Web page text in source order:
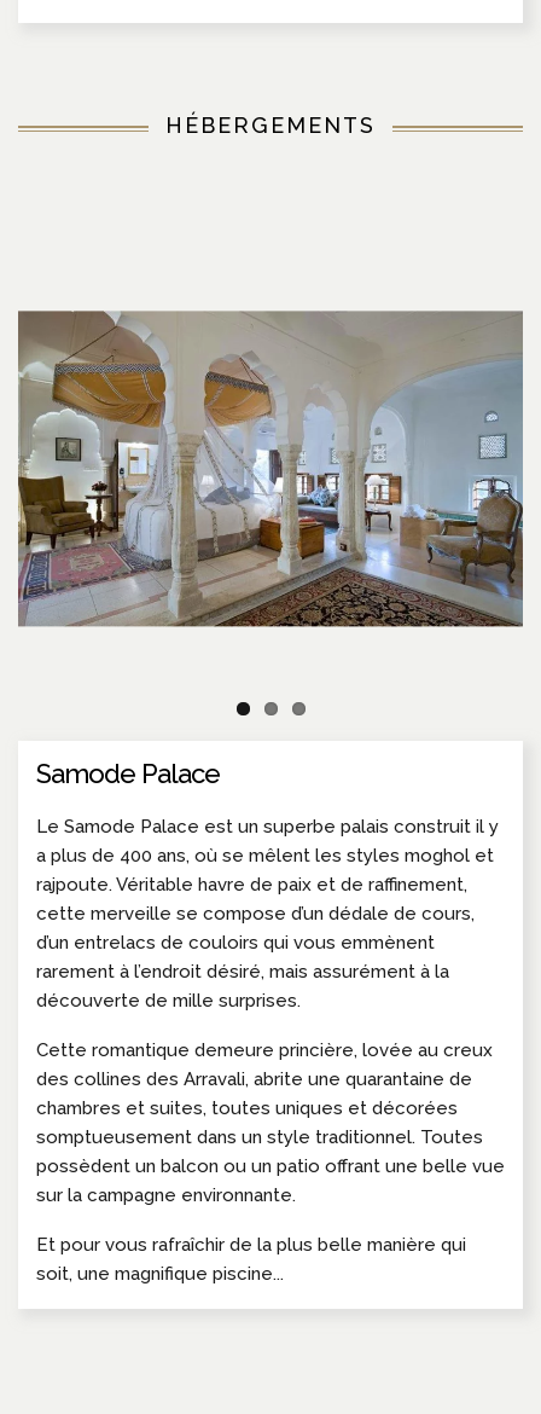
HÉBERGEMENTS
Samode Palace
Le Samode Palace est un superbe palais construit il y
a plus de 400 ans, où se mêlent les styles moghol et
rajpoute. Véritable havre de paix et de raffinement,
cette merveille se compose d’un dédale de cours,
d’un entrelacs de couloirs qui vous emmènent
rarement à l’endroit désiré, mais assurément à la
découverte de mille surprises.
Cette romantique demeure princière, lovée au creux
des collines des Arravali, abrite une quarantaine de
chambres et suites, toutes uniques et décorées
somptueusement dans un style traditionnel. Toutes
possèdent un balcon ou un patio offrant une belle vue
sur la campagne environnante.
Et pour vous rafraîchir de la plus belle manière qui
soit, une magnifique piscine...